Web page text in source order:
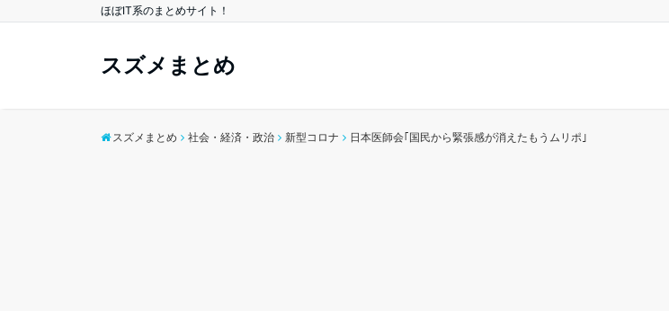
ほぼIT系のまとめサイト！
スズメまとめ
スズメまとめ 社会・経済・政治 新型コロナ 日本医師会｢国民から緊張感が消えたもうムリポ｣